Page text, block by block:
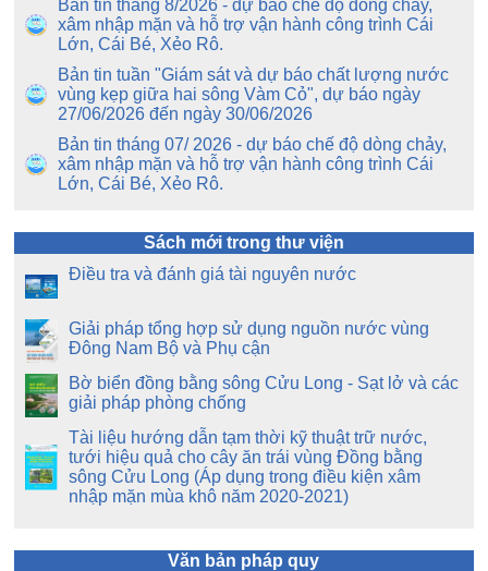
Bản tin tháng 8/2026 - dự báo chế độ dòng chảy,
xâm nhập mặn và hỗ trợ vận hành công trình Cái
Lớn, Cái Bé, Xẻo Rô.
Bản tin tuần "Giám sát và dự báo chất lượng nước
vùng kẹp giữa hai sông Vàm Cỏ", dự báo ngày
27/06/2026 đến ngày 30/06/2026
Bản tin tháng 07/ 2026 - dự báo chế độ dòng chảy,
xâm nhập mặn và hỗ trợ vận hành công trình Cái
Lớn, Cái Bé, Xẻo Rô.
Sách mới trong thư viện
Điều tra và đánh giá tài nguyên nước
Giải pháp tổng hợp sử dụng nguồn nước vùng
Đông Nam Bộ và Phụ cận
Bờ biển đồng bằng sông Cửu Long - Sạt lở và các
giải pháp phòng chống
Tài liệu hướng dẫn tạm thời kỹ thuật trữ nước,
tưới hiệu quả cho cây ăn trái vùng Đồng bằng
sông Cửu Long (Áp dụng trong điều kiện xâm
nhập mặn mùa khô năm 2020-2021)
Văn bản pháp quy